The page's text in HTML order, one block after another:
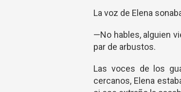
La voz de Elena
—No hables, alguien
par de arbustos.
Las voces de los
cercanos, Elena